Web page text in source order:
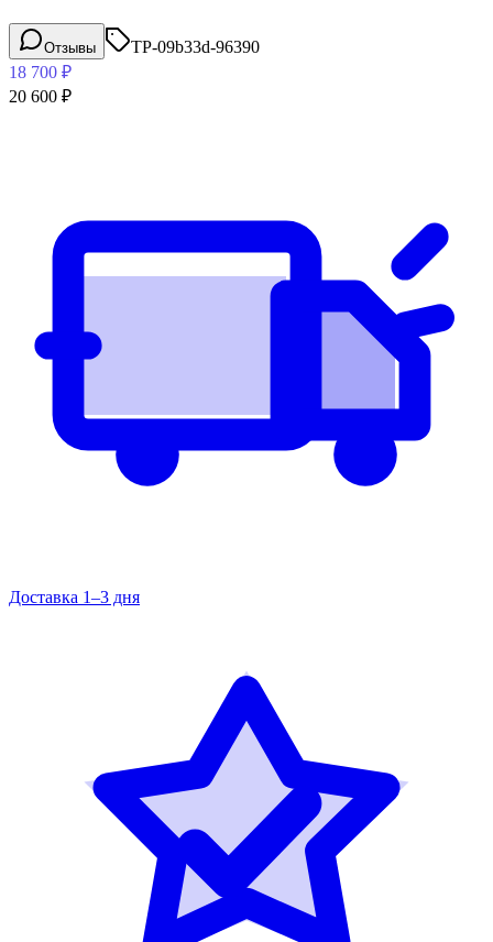
Отзывы
TP-09b33d-96390
18 700 ₽
20 600 ₽
Доставка 1–3 дня